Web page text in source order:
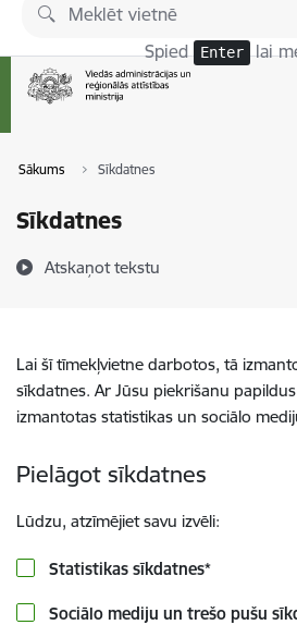
Pāriet uz lapas saturu
Spied Enter lai
Sākums Sīkdatnes
Sīkdatnes
Atskaņot tekstu
Lai šī tīmekļvietne darbotos, tā
sīkdatnes. Ar Jūsu piekrišanu
izmantotas statistikas un sociālo
Pielāgot sīkdatnes
Lūdzu, atzīmējiet savu izvēli:
Statistikas sīkdatnes*
Sociālo mediju un trešo pušu